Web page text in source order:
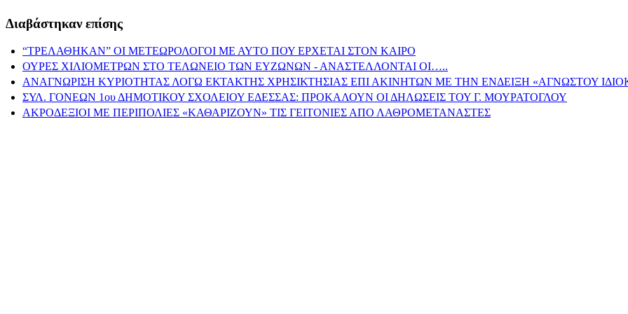
Διαβάστηκαν επίσης
“ΤΡΕΛΑΘΗΚΑΝ” ΟΙ ΜΕΤΕΩΡΟΛΟΓΟΙ ΜΕ ΑΥΤΟ ΠΟΥ ΕΡΧΕΤΑΙ ΣΤΟΝ ΚΑΙΡΟ
ΟΥΡΕΣ ΧΙΛΙΟΜΕΤΡΩΝ ΣΤΟ ΤΕΛΩΝΕΙΟ ΤΩΝ ΕΥΖΩΝΩΝ - ΑΝΑΣΤΕΛΛΟΝΤΑΙ ΟΙ…..
ΑΝΑΓΝΩΡΙΣΗ ΚΥΡΙΟΤΗΤΑΣ ΛΟΓΩ ΕΚΤΑΚΤΗΣ ΧΡΗΣΙΚΤΗΣΙΑΣ ΕΠΙ ΑΚΙΝΗΤΩΝ ΜΕ ΤΗΝ ΕΝΔΕΙΞΗ «ΑΓΝΩΣΤΟΥ
ΣΥΛ. ΓΟΝΕΩΝ 1ου ΔΗΜΟΤΙΚΟΥ ΣΧΟΛΕΙΟΥ ΕΔΕΣΣΑΣ: ΠΡΟΚΑΛΟΥΝ ΟΙ ΔΗΛΩΣΕΙΣ ΤΟΥ Γ. ΜΟΥΡΑΤΟΓΛΟΥ
ΑΚΡΟΔΕΞΙΟΙ ΜΕ ΠΕΡΙΠΟΛΙΕΣ «ΚΑΘΑΡΙΖΟΥΝ» ΤΙΣ ΓΕΙΤΟΝΙΕΣ ΑΠΟ ΛΑΘΡΟΜΕΤΑΝΑΣΤΕΣ